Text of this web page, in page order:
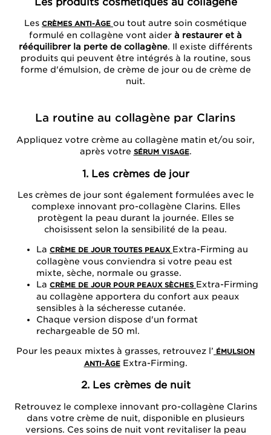
Les CRÈMES ANTI-ÂGE ou tout autre soin cosmétique
formulé en collagène vont aider à restaurer et à
rééquilibrer la perte de collagène. Il existe différents
produits qui peuvent être intégrés à la routine, sous
forme d'émulsion, de crème de jour ou de crème de
nuit.
La routine au collagène par Clarins
Appliquez votre crème au collagène matin et/ou soir,
après votre SÉRUM VISAGE.
1. Les crèmes de jour
Les crèmes de jour sont également formulées avec le
complexe innovant pro-collagène Clarins. Elles
protègent la peau durant la journée. Elles se
choisissent selon la sensibilité de la peau.
La CRÈME DE JOUR TOUTES PEAUX Extra-Firming au
collagène vous conviendra si votre peau est
mixte, sèche, normale ou grasse.
La CRÈME DE JOUR POUR PEAUX SÈCHES Extra-Firming
au collagène apportera du confort aux peaux
sensibles à la sécheresse cutanée.
Chaque version dispose d'un format
rechargeable de 50 ml.
Pour les peaux mixtes à grasses, retrouvez l’ ÉMULSION
ANTI-ÂGEExtra-Firming.
2. Les crèmes de nuit
Retrouvez le complexe innovant pro-collagène Clarins
dans votre crème de nuit, disponible en plusieurs
versions. Ces soins de nuit vont revitaliser la peau